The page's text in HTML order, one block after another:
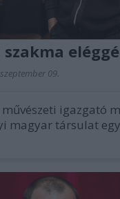
szakma
09.
igazgató
magyar társulat